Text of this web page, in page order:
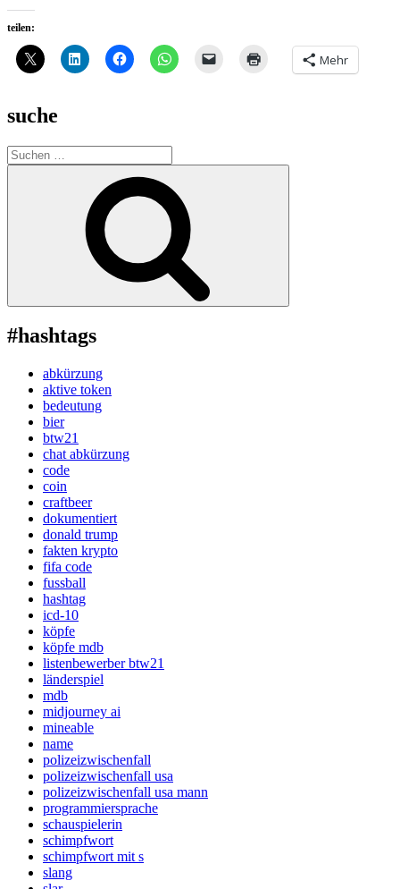
teilen:
Mehr
suche
Suche
nach:
#hashtags
abkürzung
aktive token
bedeutung
bier
btw21
chat abkürzung
code
coin
craftbeer
dokumentiert
donald trump
fakten krypto
fifa code
fussball
hashtag
icd-10
köpfe
köpfe mdb
listenbewerber btw21
länderspiel
mdb
midjourney ai
mineable
name
polizeizwischenfall
polizeizwischenfall usa
polizeizwischenfall usa mann
programmiersprache
schauspielerin
schimpfwort
schimpfwort mit s
slang